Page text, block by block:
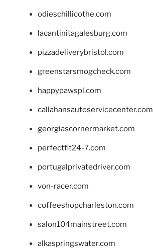
odieschillicothe.com
lacantinitagalesburg.com
pizzadeliverybristol.com
greenstarsmogcheck.com
happypawspl.com
callahansautoservicecenter.com
georgiascornermarket.com
perfectfit24-7.com
portugalprivatedriver.com
von-racer.com
coffeeshopcharleston.com
salon104mainstreet.com
alkaspringswater.com